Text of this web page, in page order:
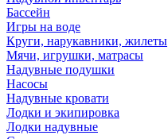
Бассейн
Игры на воде
Круги, нарукавники, жилеты
Мячи, игрушки, матрасы
Надувные подушки
Насосы
Надувные кровати
Лодки и экипировка
Лодки надувные